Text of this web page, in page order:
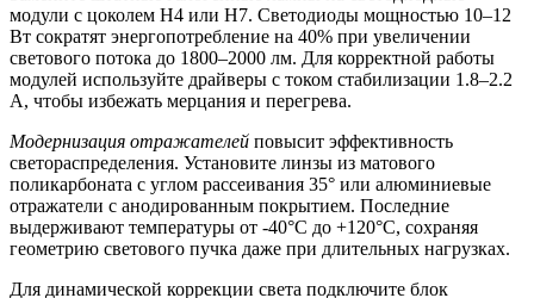
модули с цоколем H4 или H7. Светодиоды мощностью 10–12
Вт сократят энергопотребление на 40% при увеличении
светового потока до 1800–2000 лм. Для корректной работы
модулей используйте драйверы с током стабилизации 1.8–2.2
А, чтобы избежать мерцания и перегрева.
Модернизация отражателей повысит эффективность
светораспределения. Установите линзы из матового
поликарбоната с углом рассеивания 35° или алюминиевые
отражатели с анодированным покрытием. Последние
выдерживают температуры от -40°C до +120°C, сохраняя
геометрию светового пучка даже при длительных нагрузках.
Для динамической коррекции света подключите блок